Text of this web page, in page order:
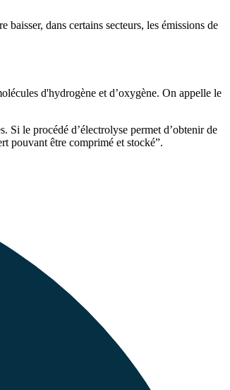
dans certains secteurs, les émissions de
d'hydrogène et d’oxygène. On appelle le
Si le procédé d’électrolyse permet d’obtenir de
pouvant être comprimé et stocké”.